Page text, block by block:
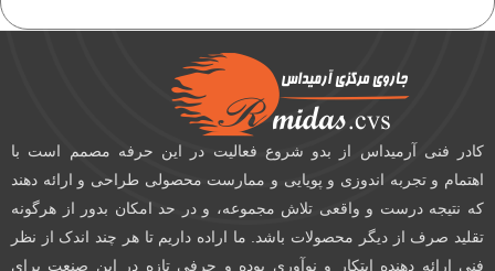
کادر فنی آرمیداس از بدو شروع فعالیت در این حرفه مصمم است با
اهتمام و تجربه اندوزی و پویایی و ممارست محصولی طراحی و ارائه دهند
که نتیجه درست و واقعی تلاش مجموعه، و در حد امکان بدور از هرگونه
تقلید صرف از دیگر محصولات باشد. ما اراده داریم تا هر چند اندک از نظر
فنی ارائه دهنده ابتکار و نوآوری بوده و حرفی تازه در این صنعت برای